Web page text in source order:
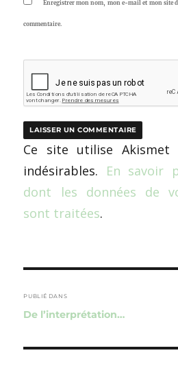
Enregistrer mon nom, mon e-mail et mon site
commentaire.
Ce site utilise
indésirables. En savoir
dont les données de
sont traitées.
de
l’article
PUBLIÉ DANS
De l’interprétation…